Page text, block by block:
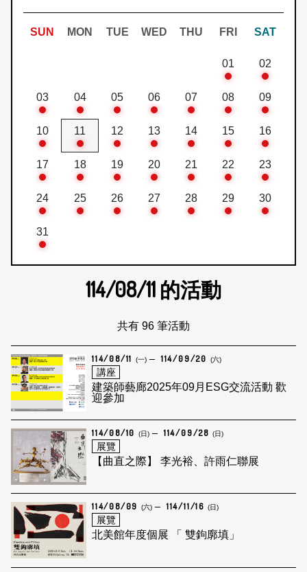
SUN MON TUE WED THU FRI SAT
01 02
03 04 05 06 07 08 09
10 11 12 13 14 15 16
17 18 19 20 21 22 23
24 25 26 27 28 29 30
31
114/08/11 的活動
共有 96 筆活動
114/08/11 (一) 114/09/20 (六)
講座
建築師藝廊2025年09月ESG交流活動 歡
迎參加
114/08/10 (日) 114/09/28 (日)
展覽
【曲直之際】 李光裕、許雨仁聯展
114/08/09 (六) 114/11/16 (日)
展覽
北美館年度個展 「 雙鉤廓填」